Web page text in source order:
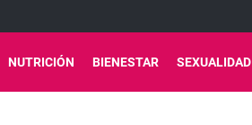
NUTRICIÓN BIENESTAR SEXUALIDAD